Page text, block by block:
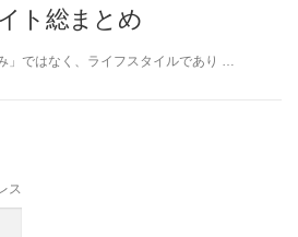
ト総まとめ
」ではなく、ライフスタイルであり …
ス